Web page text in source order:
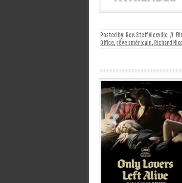
Posted by: Rev. Steff Alexville //
Office, rêve américain, Richard